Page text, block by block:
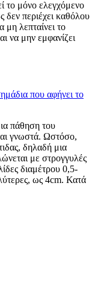
το μόνο ελεγχόμενο
δεν περιέχει καθόλου
λεπταίνει το
να μην εμφανίζει
που αφήνει το
πάθηση του
γνωστά. Ωστόσο,
δηλαδή μια
με στρογγυλές
διαμέτρου 0,5-
ως 4cm. Κατά